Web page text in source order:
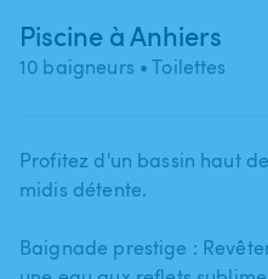
Piscine à Anhiers
10 baigneurs • Toilettes
Profitez d'un bassin haut
midis détente.
Baignade prestige :